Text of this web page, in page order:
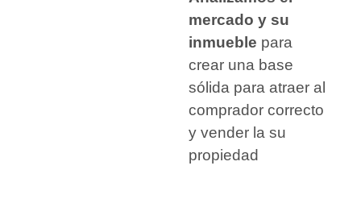
mercado y su
inmueble para
crear una base
sólida para atraer al
comprador correcto
y vender la su
propiedad